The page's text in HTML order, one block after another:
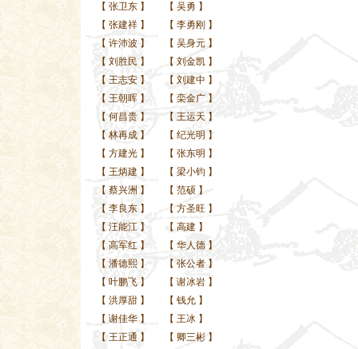
【 张卫东】 【 吴勇 】
【 张建祥】 【 李勇刚 】
【 许沛波】 【 吴身元 】
【 刘胜民 】 【 刘金凯 】
【 王志安】 【 刘建中 】
【 王朝晖】 【 栾金广 】
【 何昌贵】 【 王运天 】
【 林再成】 【 纪光明 】
【 方建光】 【 张东明 】
【 王炳建】 【 梁小钧 】
【 蔡兴洲 】 【 范硕 】
【 李良东】 【 方圣旺 】
【 汪能江】 【 高建 】
【 高军红 】 【 华人德 】
【 潘德熙】 【 张公者 】
【 叶鹏飞】 【 谢冰岩 】
【 洪厚甜】 【 钱允 】
【 谢佳华】 【 王冰 】
【 王正通 】 【 卿三彬 】